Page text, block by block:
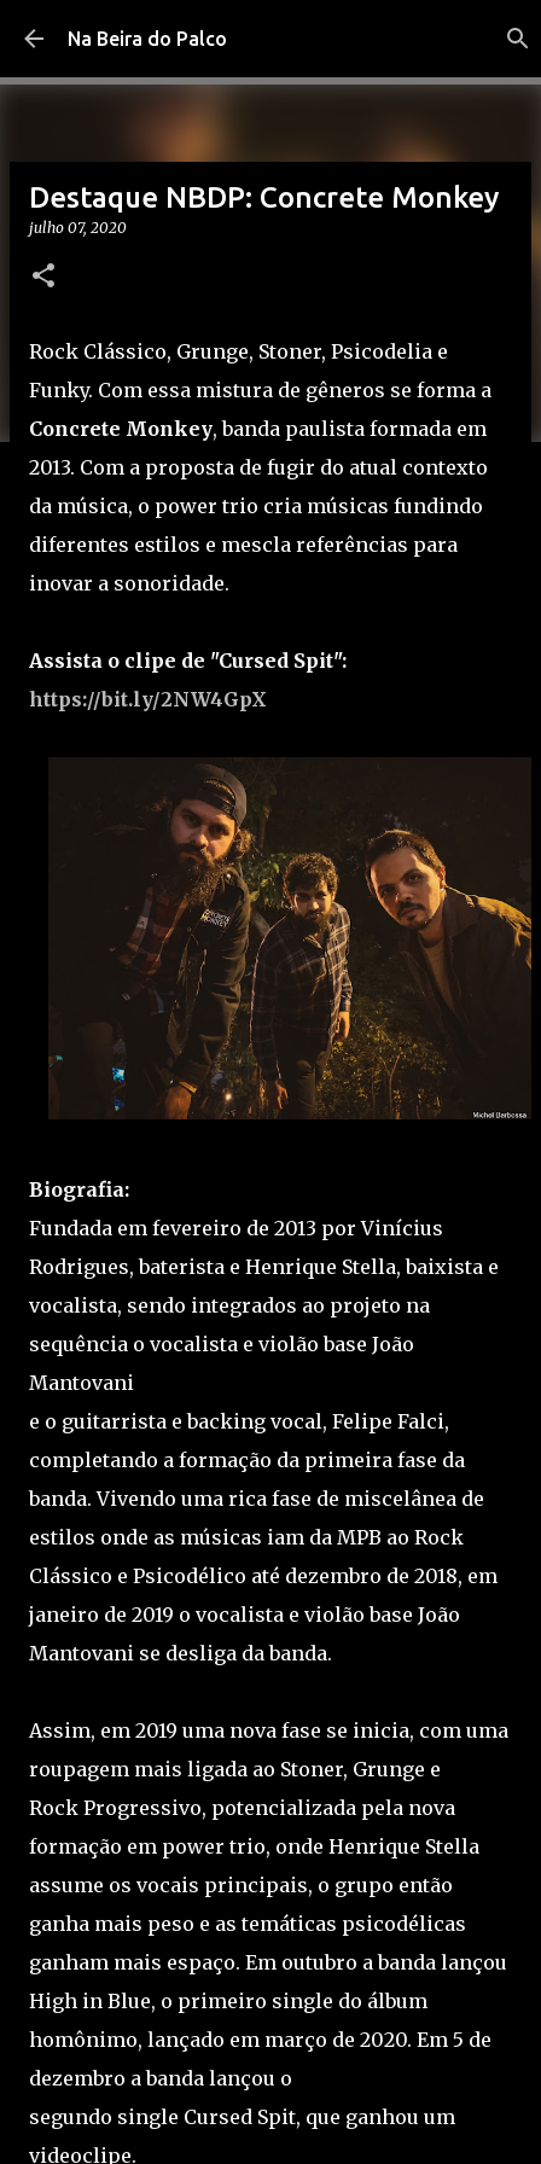
Pular para o conteúdo principal
Na Beira do Palco
Destaque NBDP: Concrete Monkey
julho 07, 2020
Rock Clássico, Grunge, Stoner, Psicodelia e
Funky. Com essa mistura de gêneros se forma a
Concrete Monkey, banda paulista formada em
2013. Com a proposta de fugir do atual contexto
da música, o power trio cria músicas fundindo
diferentes estilos e mescla referências para
inovar a sonoridade.
Assista o clipe de "Cursed Spit":
https://bit.ly/2NW4GpX
Biografia:
Fundada em fevereiro de 2013 por Vinícius
Rodrigues, baterista e Henrique Stella, baixista e
vocalista, sendo integrados ao projeto na
sequência o vocalista e violão base João
Mantovani
e o guitarrista e backing vocal, Felipe Falci,
completando a formação da primeira fase da
banda. Vivendo uma rica fase de miscelânea de
estilos onde as músicas iam da MPB ao Rock
Clássico e Psicodélico até dezembro de 2018, em
janeiro de 2019 o vocalista e violão base João
Mantovani se desliga da banda.
Assim, em 2019 uma nova fase se inicia, com uma
roupagem mais ligada ao Stoner, Grunge e
Rock Progressivo, potencializada pela nova
formação em power trio, onde Henrique Stella
assume os vocais principais, o grupo então
ganha mais peso e as temáticas psicodélicas
ganham mais espaço. Em outubro a banda lançou
High in Blue, o primeiro single do álbum
homônimo, lançado em março de 2020. Em 5 de
dezembro a banda lançou o
segundo single Cursed Spit, que ganhou um
videoclipe.